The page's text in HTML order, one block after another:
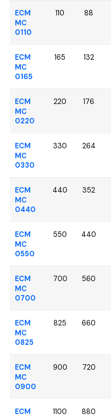
ECM
MC
0110
110 88
ECM
MC
0165
165 132
ECM
MC
0220
220 176
ECM
MC
0330
330 264
ECM
MC
0440
440 352
ECM
MC
0550
550 440
ECM
MC
0700
700 560
ECM
MC
0825
825 660
ECM
MC
0900
900 720
ECM
1100 880